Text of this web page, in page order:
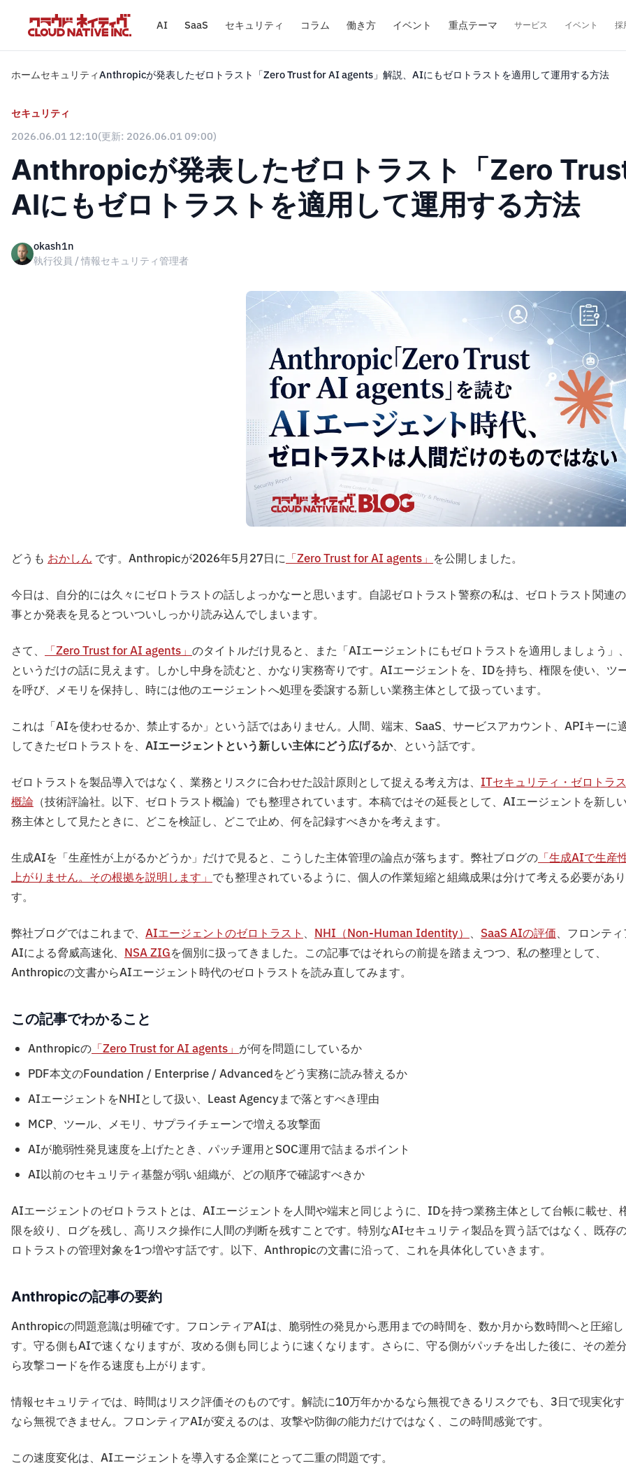
AI SaaS セキュリティ コラム 働き方 イベント 重点テーマ サービス イベント 採
ホームセキュリティAnthropicが発表したゼロトラスト「Zero Trust for AI agents」解説、AIにもゼロトラストを適用して運用する方法
セキュリティ
2026.06.01 12:10(更新: 2026.06.01 09:00)
Anthropicが発表したゼロトラスト「Zero
AIにもゼロトラストを適用して運用する方法
okash1n
執行役員 / 情報セキュリティ管理者
どうも おかしん です。Anthropicが2026年5月27日に「Zero Trust for AI agents」を公開しました。
今日は、自分的には久々にゼロトラストの話しよっかなーと思います。自認ゼロトラスト警察の私は、ゼロトラスト関連
事とか発表を見るとついついしっかり読み込んでしまいます。
さて、 「Zero Trust for AI agents」のタイトルだけ見ると、また「AIエージェントにもゼロトラストを適用しましょう」
というだけの話に見えます。しかし中身を読むと、かなり実務寄りです。AIエージェントを、IDを持ち、権限を使い、ツ
を呼び、メモリを保持し、時には他のエージェントへ処理を委譲する新しい業務主体として扱っています。
これは「AIを使わせるか、禁止するか」という話ではありません。人間、端末、SaaS、サービスアカウント、APIキーに
してきたゼロトラストを、 AIエージェントという新しい主体にどう広げるか、という話です。
ゼロトラストを製品導入ではなく、業務とリスクに合わせた設計原則として捉える考え方は、 ITセキュリティ・ゼロトラ
概論 （技術評論社。以下、ゼロトラスト概論）でも整理されています。本稿ではその延長として、AIエージェントを新し
務主体として見たときに、どこを検証し、どこで止め、何を記録すべきかを考えます。
生成AIを「生産性が上がるかどうか」だけで見ると、こうした主体管理の論点が落ちます。弊社ブログの「生成AIで生産
上がりません。その根拠を説明します」でも整理されているように、個人の作業短縮と組織成果は分けて考える必要があ
す。
弊社ブログではこれまで、 AIエージェントのゼロトラスト、 NHI（Non-Human Identity）、 SaaS AIの評価、フロンテ
AIによる脅威高速化、 NSA ZIGを個別に扱ってきました。この記事ではそれらの前提を踏まえつつ、私の整理として、
Anthropicの文書からAIエージェント時代のゼロトラストを読み直してみます。
この記事でわかること
Anthropicの「Zero Trust for AI agents」が何を問題にしているか
PDF本文のFoundation / Enterprise / Advancedをどう実務に読み替えるか
AIエージェントをNHIとして扱い、Least Agencyまで落とすべき理由
MCP、ツール、メモリ、サプライチェーンで増える攻撃面
AIが脆弱性発見速度を上げたとき、パッチ運用とSOC運用で詰まるポイント
AI以前のセキュリティ基盤が弱い組織が、どの順序で確認すべきか
AIエージェントのゼロトラストとは、AIエージェントを人間や端末と同じように、IDを持つ業務主体として台帳に載せ、
限を絞り、ログを残し、高リスク操作に人間の判断を残すことです。特別なAIセキュリティ製品を買う話ではなく、既存
ロトラストの管理対象を1つ増やす話です。以下、Anthropicの文書に沿って、これを具体化していきます。
Anthropicの記事の要約
Anthropicの問題意識は明確です。フロンティアAIは、脆弱性の発見から悪用までの時間を、数か月から数時間へと圧縮
す。守る側もAIで速くなりますが、攻める側も同じように速くなります。さらに、守る側がパッチを出した後に、その差
ら攻撃コードを作る速度も上がります。
情報セキュリティでは、時間はリスク評価そのものです。解読に10万年かかるなら無視できるリスクでも、3日で現実化
なら無視できません。フロンティアAIが変えるのは、攻撃や防御の能力だけではなく、この時間感覚です。
この速度変化は、AIエージェントを導入する企業にとって二重の問題です。